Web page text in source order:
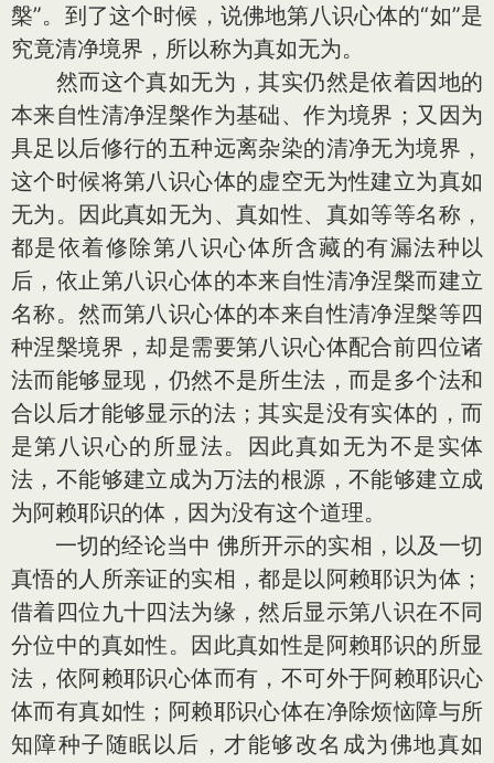
槃”。到了这个时候，说佛地第八识心体的“如”是
究竟清净境界，所以称为真如无为。
然而这个真如无为，其实仍然是依着因地的
本来自性清净涅槃作为基础、作为境界；又因为
具足以后修行的五种远离杂染的清净无为境界，
这个时候将第八识心体的虚空无为性建立为真如
无为。因此真如无为、真如性、真如等等名称，
都是依着修除第八识心体所含藏的有漏法种以
后，依止第八识心体的本来自性清净涅槃而建立
名称。然而第八识心体的本来自性清净涅槃等四
种涅槃境界，却是需要第八识心体配合前四位诸
法而能够显现，仍然不是所生法，而是多个法和
合以后才能够显示的法；其实是没有实体的，而
是第八识心的所显法。因此真如无为不是实体
法，不能够建立成为万法的根源，不能够建立成
为阿赖耶识的体，因为没有这个道理。
一切的经论当中 佛所开示的实相，以及一切
真悟的人所亲证的实相，都是以阿赖耶识为体；
借着四位九十四法为缘，然后显示第八识在不同
分位中的真如性。因此真如性是阿赖耶识的所显
法，依阿赖耶识心体而有，不可外于阿赖耶识心
体而有真如性；阿赖耶识心体在净除烦恼障与所
知障种子随眠以后，才能够改名成为佛地真如